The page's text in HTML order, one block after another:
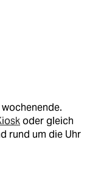
oder gleich
rund um die Uhr